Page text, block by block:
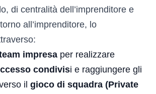
di centralità dell’imprenditore e
all’imprenditore, lo
impresa per realizzare
condivisi e raggiungere gli
il gioco di squadra (Private